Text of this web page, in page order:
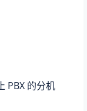
PBX 的分机